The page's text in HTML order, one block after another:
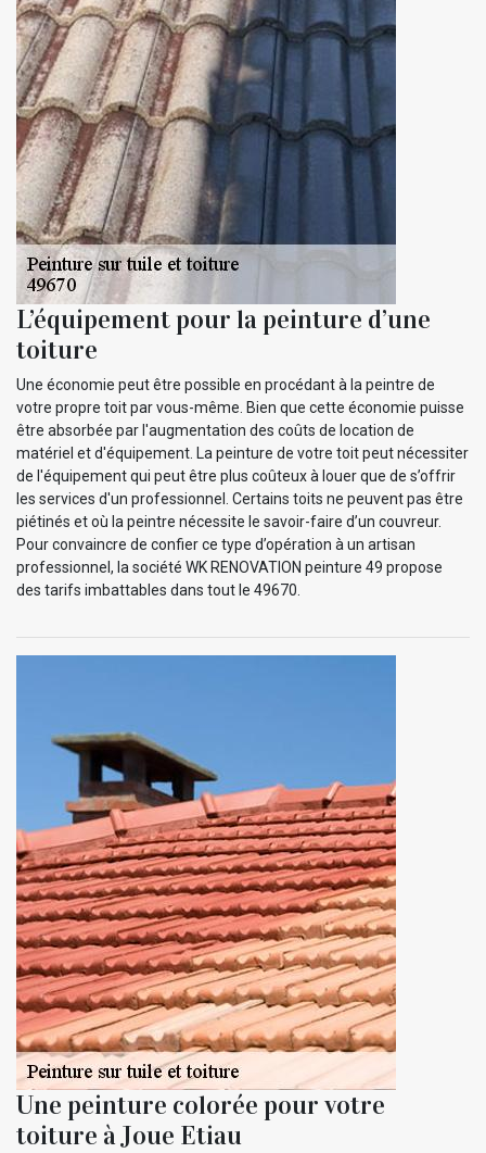
L’équipement pour la peinture d’une
toiture
Une économie peut être possible en procédant à la peintre de
votre propre toit par vous-même. Bien que cette économie puisse
être absorbée par l'augmentation des coûts de location de
matériel et d'équipement. La peinture de votre toit peut nécessiter
de l'équipement qui peut être plus coûteux à louer que de s’offrir
les services d'un professionnel. Certains toits ne peuvent pas être
piétinés et où la peintre nécessite le savoir-faire d’un couvreur.
Pour convaincre de confier ce type d’opération à un artisan
professionnel, la société WK RENOVATION peinture 49 propose
des tarifs imbattables dans tout le 49670.
Une peinture colorée pour votre
toiture à Joue Etiau